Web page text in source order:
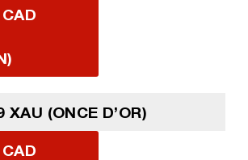
XAU (ONCE D’OR)